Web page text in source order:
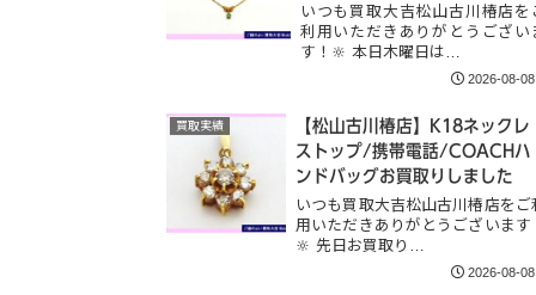
いつも買取大吉松山古川椿店を
利用いただきありがとうござい
す！🔆 本日木曜日は…
2026-08-08
買取実績
【松山古川椿店】K18ネックレ
ストップ/携帯電話/COACHハ
ンドバッグお買取りしました
いつも買取大吉松山古川椿店をご
用いただきありがとうございます
🔆 先日お買取り…
2026-08-08